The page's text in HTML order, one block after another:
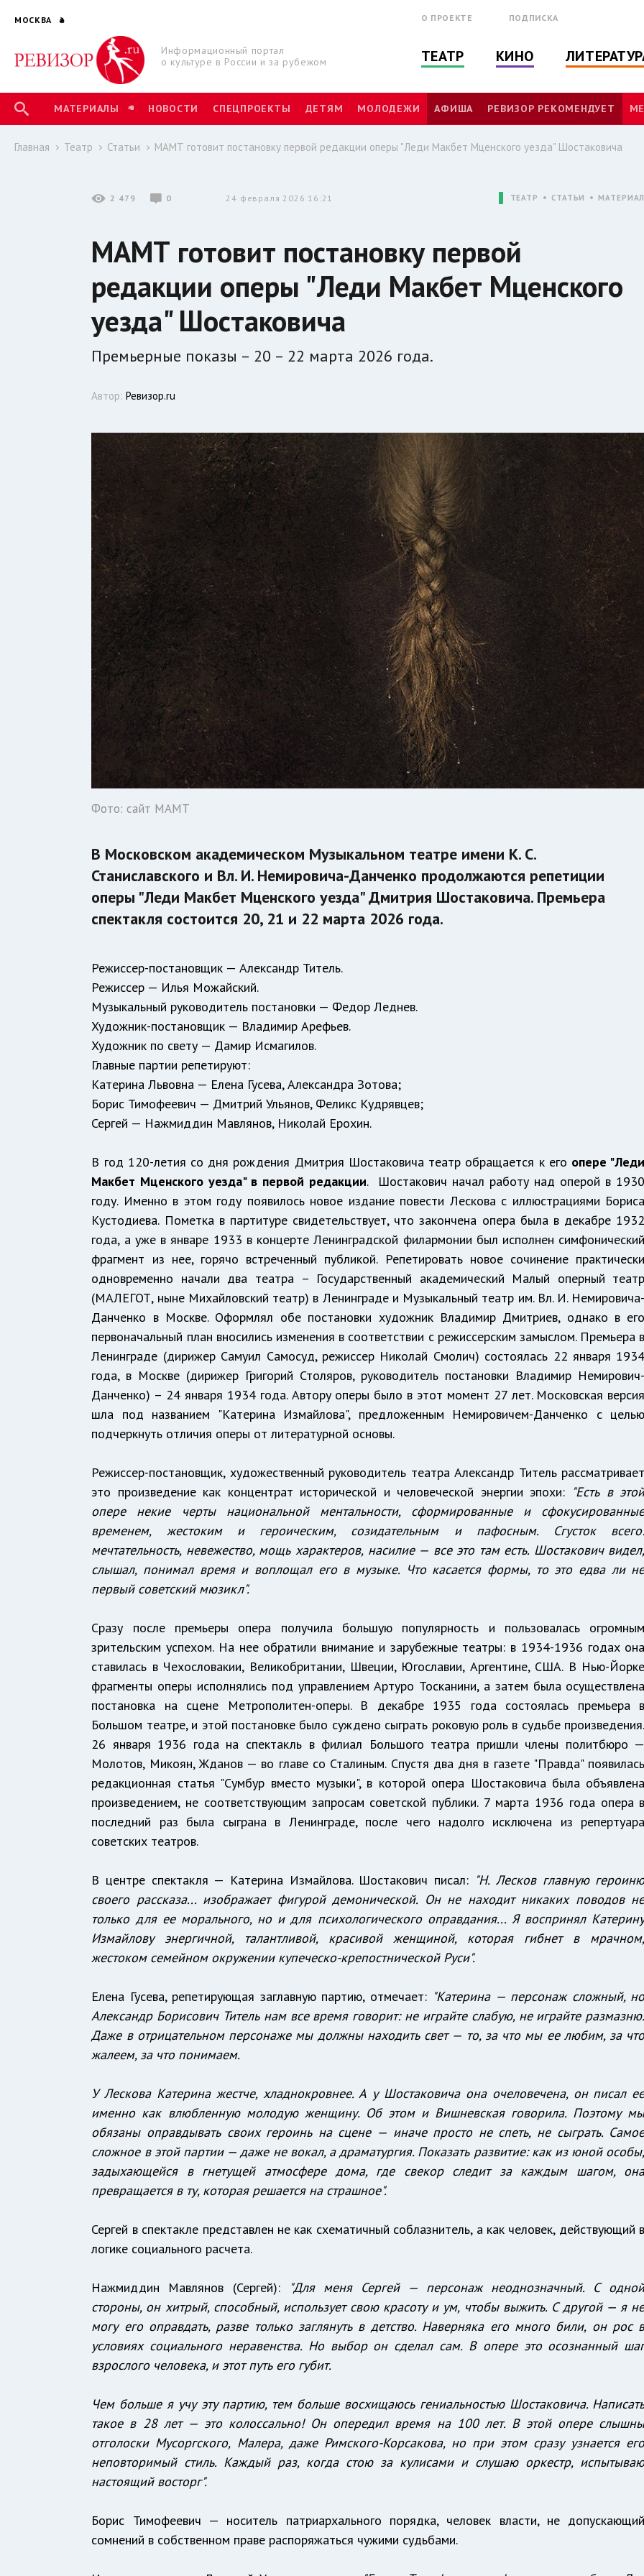
МОСКВА
Информационный портал
о культуре в России и за рубежом
О ПРОЕКТЕ ПОДПИСКА
ТЕАТР КИНО
МАТЕРИАЛЫ НОВОСТИ СПЕЦПРОЕКТЫ ДЕТЯМ МОЛОДЕЖИ АФИША РЕВИЗОР РЕКОМЕНДУЕТ
Главная Театр Статьи МАМТ готовит постановку первой редакции оперы "Леди Макбет Мценского уезда" Шостаковича
2 479 0 24 февраля 2026 16:21 ТЕАТР СТАТЬИ МАТЕРИАЛ
МАМТ готовит постановку первой
редакции оперы "Леди Макбет Мценского
уезда" Шостаковича
Премьерные показы – 20 – 22 марта 2026 года.
Автор:Ревизор.ru
Фото: сайт МАМТ
В Московском академическом Музыкальном театре имени К. С.
Станиславского и Вл. И. Немировича-Данченко продолжаются репетиции
оперы "Леди Макбет Мценского уезда" Дмитрия Шостаковича. Премьера
спектакля состоится 20, 21 и 22 марта 2026 года.
Режиссер-постановщик — Александр Титель.
Режиссер — Илья Можайский.
Музыкальный руководитель постановки — Федор Леднев.
Художник-постановщик — Владимир Арефьев.
Художник по свету — Дамир Исмагилов.
Главные партии репетируют:
Катерина Львовна — Елена Гусева, Александра Зотова;
Борис Тимофеевич — Дмитрий Ульянов, Феликс Кудрявцев;
Сергей — Нажмиддин Мавлянов, Николай Ерохин.
В год 120-летия со дня рождения Дмитрия Шостаковича театр обращается к его опере "Леди
Макбет Мценского уезда" в первой редакции. Шостакович начал работу над оперой в 1930
году. Именно в этом году появилось новое издание повести Лескова с иллюстрациями Бориса
Кустодиева. Пометка в партитуре свидетельствует, что закончена опера была в декабре 1932
года, а уже в январе 1933 в концерте Ленинградской филармонии был исполнен симфонический
фрагмент из нее, горячо встреченный публикой. Репетировать новое сочинение практически
одновременно начали два театра – Государственный академический Малый оперный театр
(МАЛЕГОТ, ныне Михайловский театр) в Ленинграде и Музыкальный театр им. Вл. И. Немировича-
Данченко в Москве. Оформлял обе постановки художник Владимир Дмитриев, однако в его
первоначальный план вносились изменения в соответствии с режиссерским замыслом. Премьера в
Ленинграде (дирижер Самуил Самосуд, режиссер Николай Смолич) состоялась 22 января 1934
года, в Москве (дирижер Григорий Столяров, руководитель постановки Владимир Немирович-
Данченко) – 24 января 1934 года. Автору оперы было в этот момент 27 лет. Московская версия
шла под названием "Катерина Измайлова", предложенным Немировичем-Данченко с целью
подчеркнуть отличия оперы от литературной основы.
Режиссер-постановщик, художественный руководитель театра Александр Титель рассматривает
это произведение как концентрат исторической и человеческой энергии эпохи: "Есть в
опере некие черты национальной ментальности, сформированные и
временем, жестоким и героическим, созидательным и пафосным. Сгусток
мечтательность, невежество, мощь характеров, насилие — все это там есть. Шостакович видел,
слышал, понимал время и воплощал его в музыке. Что касается формы, то это едва ли
первый советский мюзикл".
Сразу после премьеры опера получила большую популярность и пользовалась огромным
зрительским успехом. На нее обратили внимание и зарубежные театры: в 1934-1936 годах она
ставилась в Чехословакии, Великобритании, Швеции, Югославии, Аргентине, США. В Нью-Йорке
фрагменты оперы исполнялись под управлением Артуро Тосканини, а затем была осуществлена
постановка на сцене Метрополитен-оперы. В декабре 1935 года состоялась премьера в
Большом театре, и этой постановке было суждено сыграть роковую роль в судьбе произведения.
26 января 1936 года на спектакль в филиал Большого театра пришли члены политбюро —
Молотов, Микоян, Жданов — во главе со Сталиным. Спустя два дня в газете "Правда" появилась
редакционная статья "Сумбур вместо музыки", в которой опера Шостаковича была объявлена
произведением, не соответствующим запросам советской публики. 7 марта 1936 года опера в
последний раз была сыграна в Ленинграде, после чего надолго исключена из репертуара
советских театров.
В центре спектакля — Катерина Измайлова. Шостакович писал: "Н. Лесков главную
своего рассказа... изображает фигурой демонической. Он не находит никаких поводов
только для ее морального, но и для психологического оправдания... Я воспринял
Измайлову энергичной, талантливой, красивой женщиной, которая гибнет в мрачном,
жестоком семейном окружении купеческо-крепостнической Руси".
Елена Гусева, репетирующая заглавную партию, отмечает: "Катерина — персонаж сложный,
Александр Борисович Титель нам все время говорит: не играйте слабую, не играйте размазню.
Даже в отрицательном персонаже мы должны находить свет — то, за что мы ее любим, за
жалеем, за что понимаем.
У Лескова Катерина жестче, хладнокровнее. А у Шостаковича она очеловечена, он писал
именно как влюбленную молодую женщину. Об этом и Вишневская говорила. Поэтому
обязаны оправдывать своих героинь на сцене — иначе просто не спеть, не сыграть.
сложное в этой партии — даже не вокал, а драматургия. Показать развитие: как из юной особы,
задыхающейся в гнетущей атмосфере дома, где свекор следит за каждым шагом,
превращается в ту, которая решается на страшное".
Сергей в спектакле представлен не как схематичный соблазнитель, а как человек, действующий в
логике социального расчета.
Нажмиддин Мавлянов (Сергей):
"Для меня Сергей — персонаж неоднозначный. С
стороны, он хитрый, способный, использует свою красоту и ум, чтобы выжить. С другой — я
могу его оправдать, разве только заглянуть в детство. Наверняка его много били, он рос
условиях социального неравенства. Но выбор он сделал сам. В опере это осознанный
взрослого человека, и этот путь его губит.
Чем больше я учу эту партию, тем больше восхищаюсь гениальностью Шостаковича.
такое в 28 лет — это колоссально! Он опередил время на 100 лет. В этой опере
отголоски Мусоргского, Малера, даже Римского-Корсакова, но при этом сразу узнается
неповторимый стиль. Каждый раз, когда стою за кулисами и слушаю оркестр,
настоящий восторг".
Борис Тимофеевич — носитель патриархального порядка, человек власти, не допускающий
сомнений в собственном праве распоряжаться чужими судьбами.